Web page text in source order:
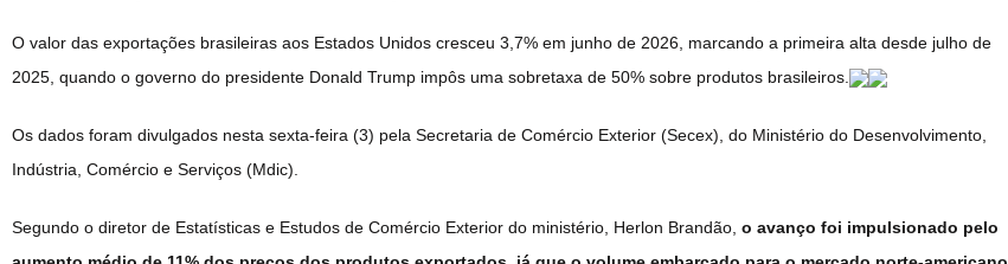
O valor das exportações brasileiras aos Estados Unidos cresceu 3,7% em junho de 2026, marcando a primeira alta desde julho de
2025, quando o governo do presidente Donald Trump impôs uma sobretaxa de 50% sobre produtos brasileiros.
Os dados foram divulgados nesta sexta-feira (3) pela Secretaria de Comércio Exterior (Secex), do Ministério do Desenvolvimento,
Indústria, Comércio e Serviços (Mdic).
Segundo o diretor de Estatísticas e Estudos de Comércio Exterior do ministério, Herlon Brandão, o avanço foi impulsionado pelo